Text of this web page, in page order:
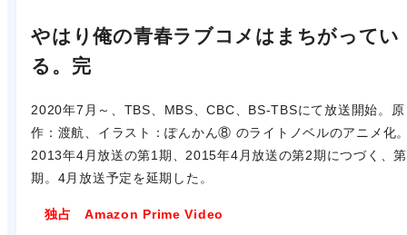
やはり俺の青春ラブコメはまちがってい
る。完
2020年7月～、TBS、MBS、CBC、BS-TBSにて放送開始。原
作：渡航、イラスト：ぽんかん⑧ のライトノベルのアニメ化
2013年4月放送の第1期、2015年4月放送の第2期につづく、
期。4月放送予定を延期した。
独占 Amazon Prime Video